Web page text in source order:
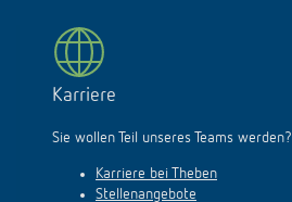
Karriere
Sie wollen Teil unseres Teams werden?
Karriere bei Theben
Stellenangebote